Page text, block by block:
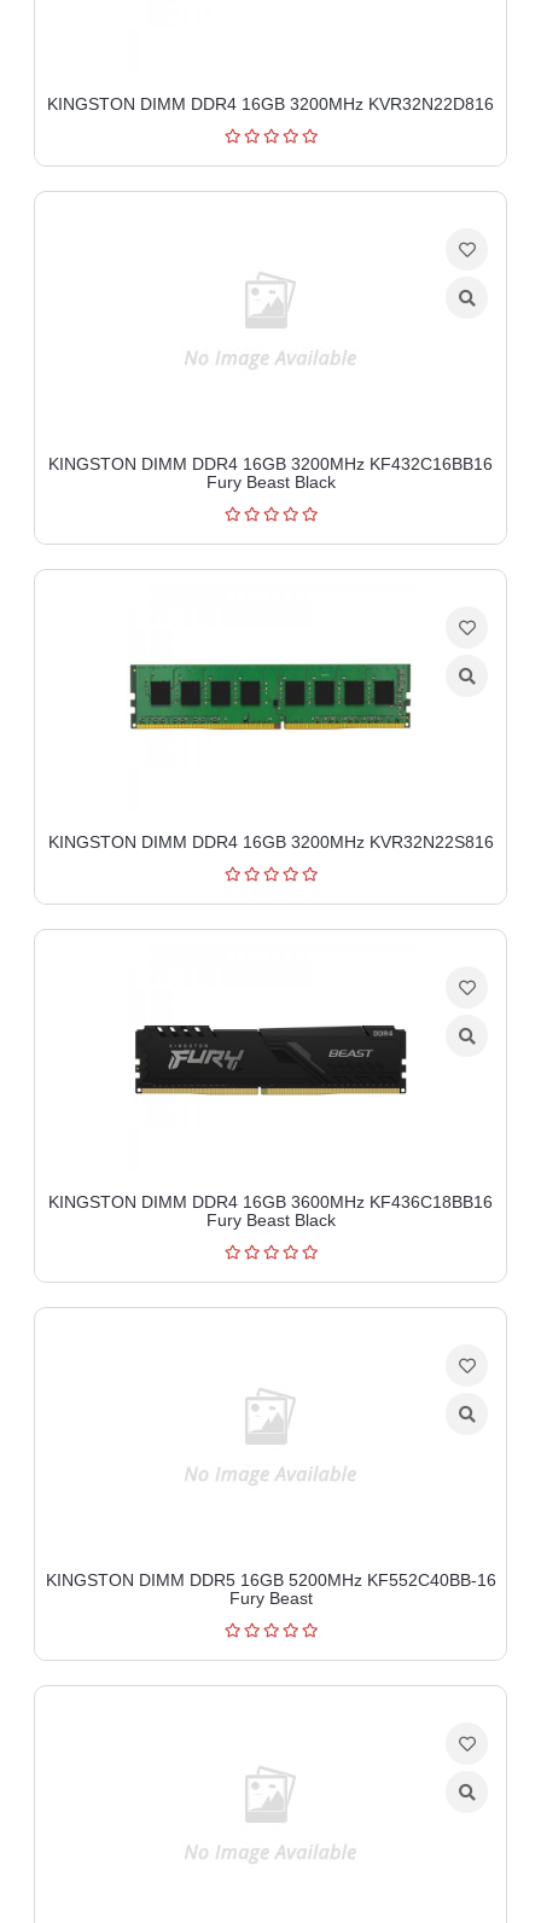
KINGSTON DIMM DDR4 16GB 3200MHz KVR32N22D816
KINGSTON DIMM DDR4 16GB 3200MHz KF432C16BB16
Fury Beast Black
KINGSTON DIMM DDR4 16GB 3200MHz KVR32N22S816
KINGSTON DIMM DDR4 16GB 3600MHz KF436C18BB16
Fury Beast Black
KINGSTON DIMM DDR5 16GB 5200MHz KF552C40BB-16
Fury Beast